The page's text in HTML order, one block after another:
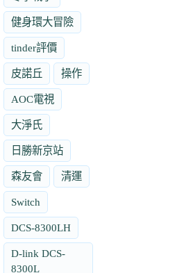
健身環大冒險
tinder評價
皮諾丘 操作
AOC電視
大淨氏
日勝新京站
森友會 清運
Switch
DCS-8300LH
D-link DCS-
8300L